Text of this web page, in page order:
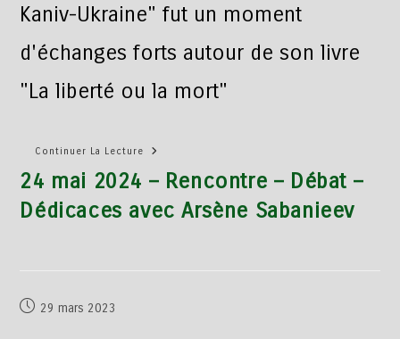
Kaniv-Ukraine" fut un moment
d'échanges forts autour de son livre
"La liberté ou la mort"
Continuer La Lecture
24 mai 2024 – Rencontre – Débat –
Dédicaces avec Arsène Sabanieev
29 mars 2023